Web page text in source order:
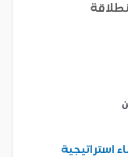
استراتيجية